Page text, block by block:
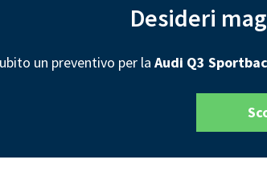
Desideri
un preventivo per la Audi Q3